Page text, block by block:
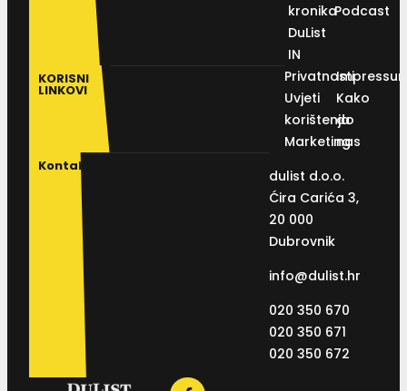
kronika
DuList
IN
Podcast
KORISNI
LINKOVI
Privatnosti
Uvjeti
korištenja
Marketing
Kako
do
nas
Kontakt
dulist d.o.o.
Ćira Carića 3,
20 000
Dubrovnik
info@dulist.hr
020 350 670
020 350 671
020 350 672